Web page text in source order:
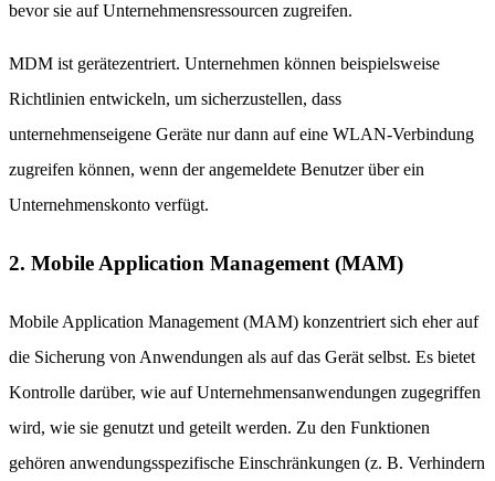
bevor sie auf Unternehmensressourcen zugreifen.
MDM ist gerätezentriert. Unternehmen können beispielsweise
Richtlinien entwickeln, um sicherzustellen, dass
unternehmenseigene Geräte nur dann auf eine WLAN-Verbindung
zugreifen können, wenn der angemeldete Benutzer über ein
Unternehmenskonto verfügt.
2. Mobile Application Management (MAM)
Mobile Application Management (MAM) konzentriert sich eher auf
die Sicherung von Anwendungen als auf das Gerät selbst. Es bietet
Kontrolle darüber, wie auf Unternehmensanwendungen zugegriffen
wird, wie sie genutzt und geteilt werden. Zu den Funktionen
gehören anwendungsspezifische Einschränkungen (z. B. Verhindern